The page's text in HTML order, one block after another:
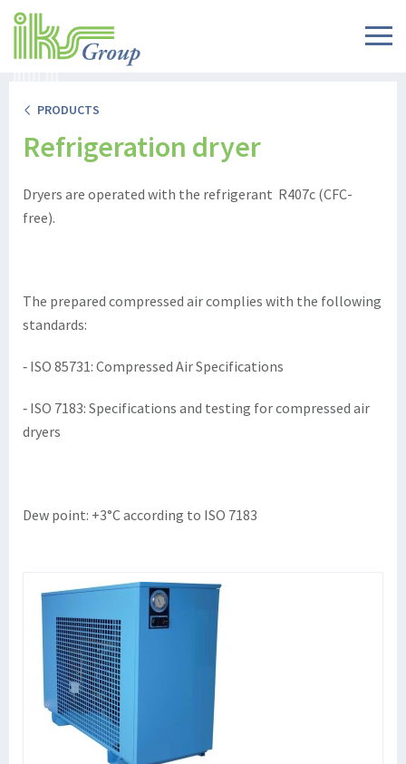
PRODUCTS
Refrigeration dryer
Dryers are operated with the refrigerant R407c (CFC-
free).
The prepared compressed air complies with the following
standards:
‐ ISO 85731: Compressed Air Specifications
‐ ISO 7183: Specifications and testing for compressed air
dryers
Dew point: +3°C according to ISO 7183